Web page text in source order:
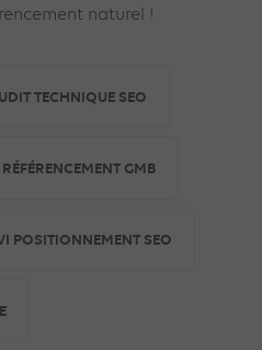
naturel !
TECHNIQUE SEO
RÉFÉRENCEMENT GMB
POSITIONNEMENT SEO